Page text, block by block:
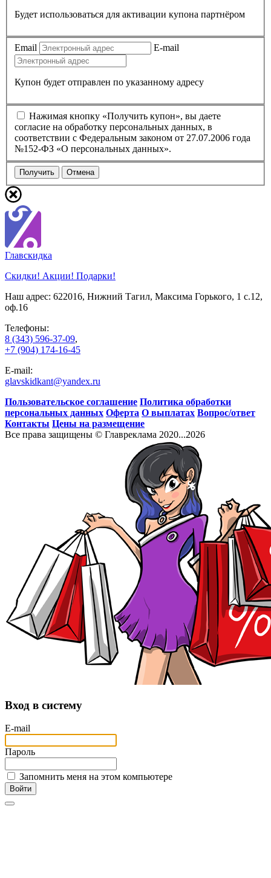
Будет использоваться для активации купона партнёром
Email E-mail
Купон будет отправлен по указанному адресу
Нажимая кнопку «Получить купон», вы даете
согласие на обработку персональных данных, в
соответствии с Федеральным законом от 27.07.2006 года
№152-ФЗ «О персональных данных».
Получить Отмена
Главскидка
Скидки! Акции! Подарки!
Наш адрес: 622016, Нижний Тагил, Максима Горького, 1 c.12,
оф.16
Телефоны:
8 (343) 596-37-09,
+7 (904) 174-16-45
E-mail:
glavskidkant@yandex.ru
Пользовательское соглашение Политика обработки
персональных данных Оферта О выплатах Вопрос/ответ
Контакты Цены на размещение
Все права защищены © Главреклама 2020...2026
Вход в систему
E-mail
Пароль
Запомнить меня на этом компьютере